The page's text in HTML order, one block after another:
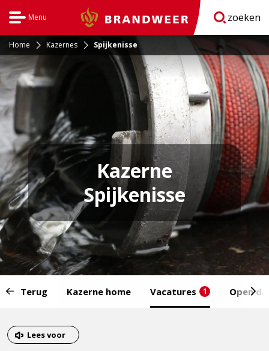
Menu Brandweer zoeken
Home Kazernes Spijkenisse
Kazerne
Spijkenisse
van
menu:
Terug Kazerne home Vacatures 1 Open
van
het
Dit
Lees voor